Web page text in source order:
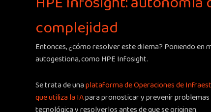
complejidad
Entonces, ¿cómo resolver este dilema? Poniendo
autogestiona, como HPE Infosight.
Se trata de unaplataforma de Operaciones de
que utiliza la IApara pronosticar y prevenir